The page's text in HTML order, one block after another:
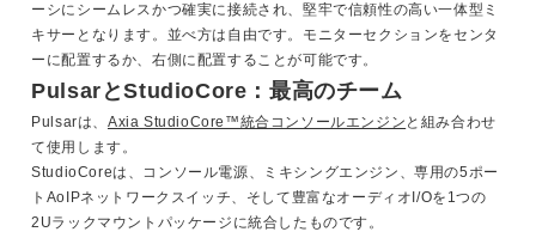
ーシにシームレスかつ確実に接続され、堅牢で信頼性の高い一体型ミ
キサーとなります。並べ方は自由です。モニターセクションをセンタ
ーに配置するか、右側に配置することが可能です。
PulsarとStudioCore：最高のチーム
Pulsarは、 Axia StudioCore™統合コンソールエンジン と組み合わせ
て使用します。
StudioCoreは、コンソール電源、ミキシングエンジン、専用の5ポー
トAoIPネットワークスイッチ、そして豊富なオーディオI/Oを1つの
2Uラックマウントパッケージに統合したものです。